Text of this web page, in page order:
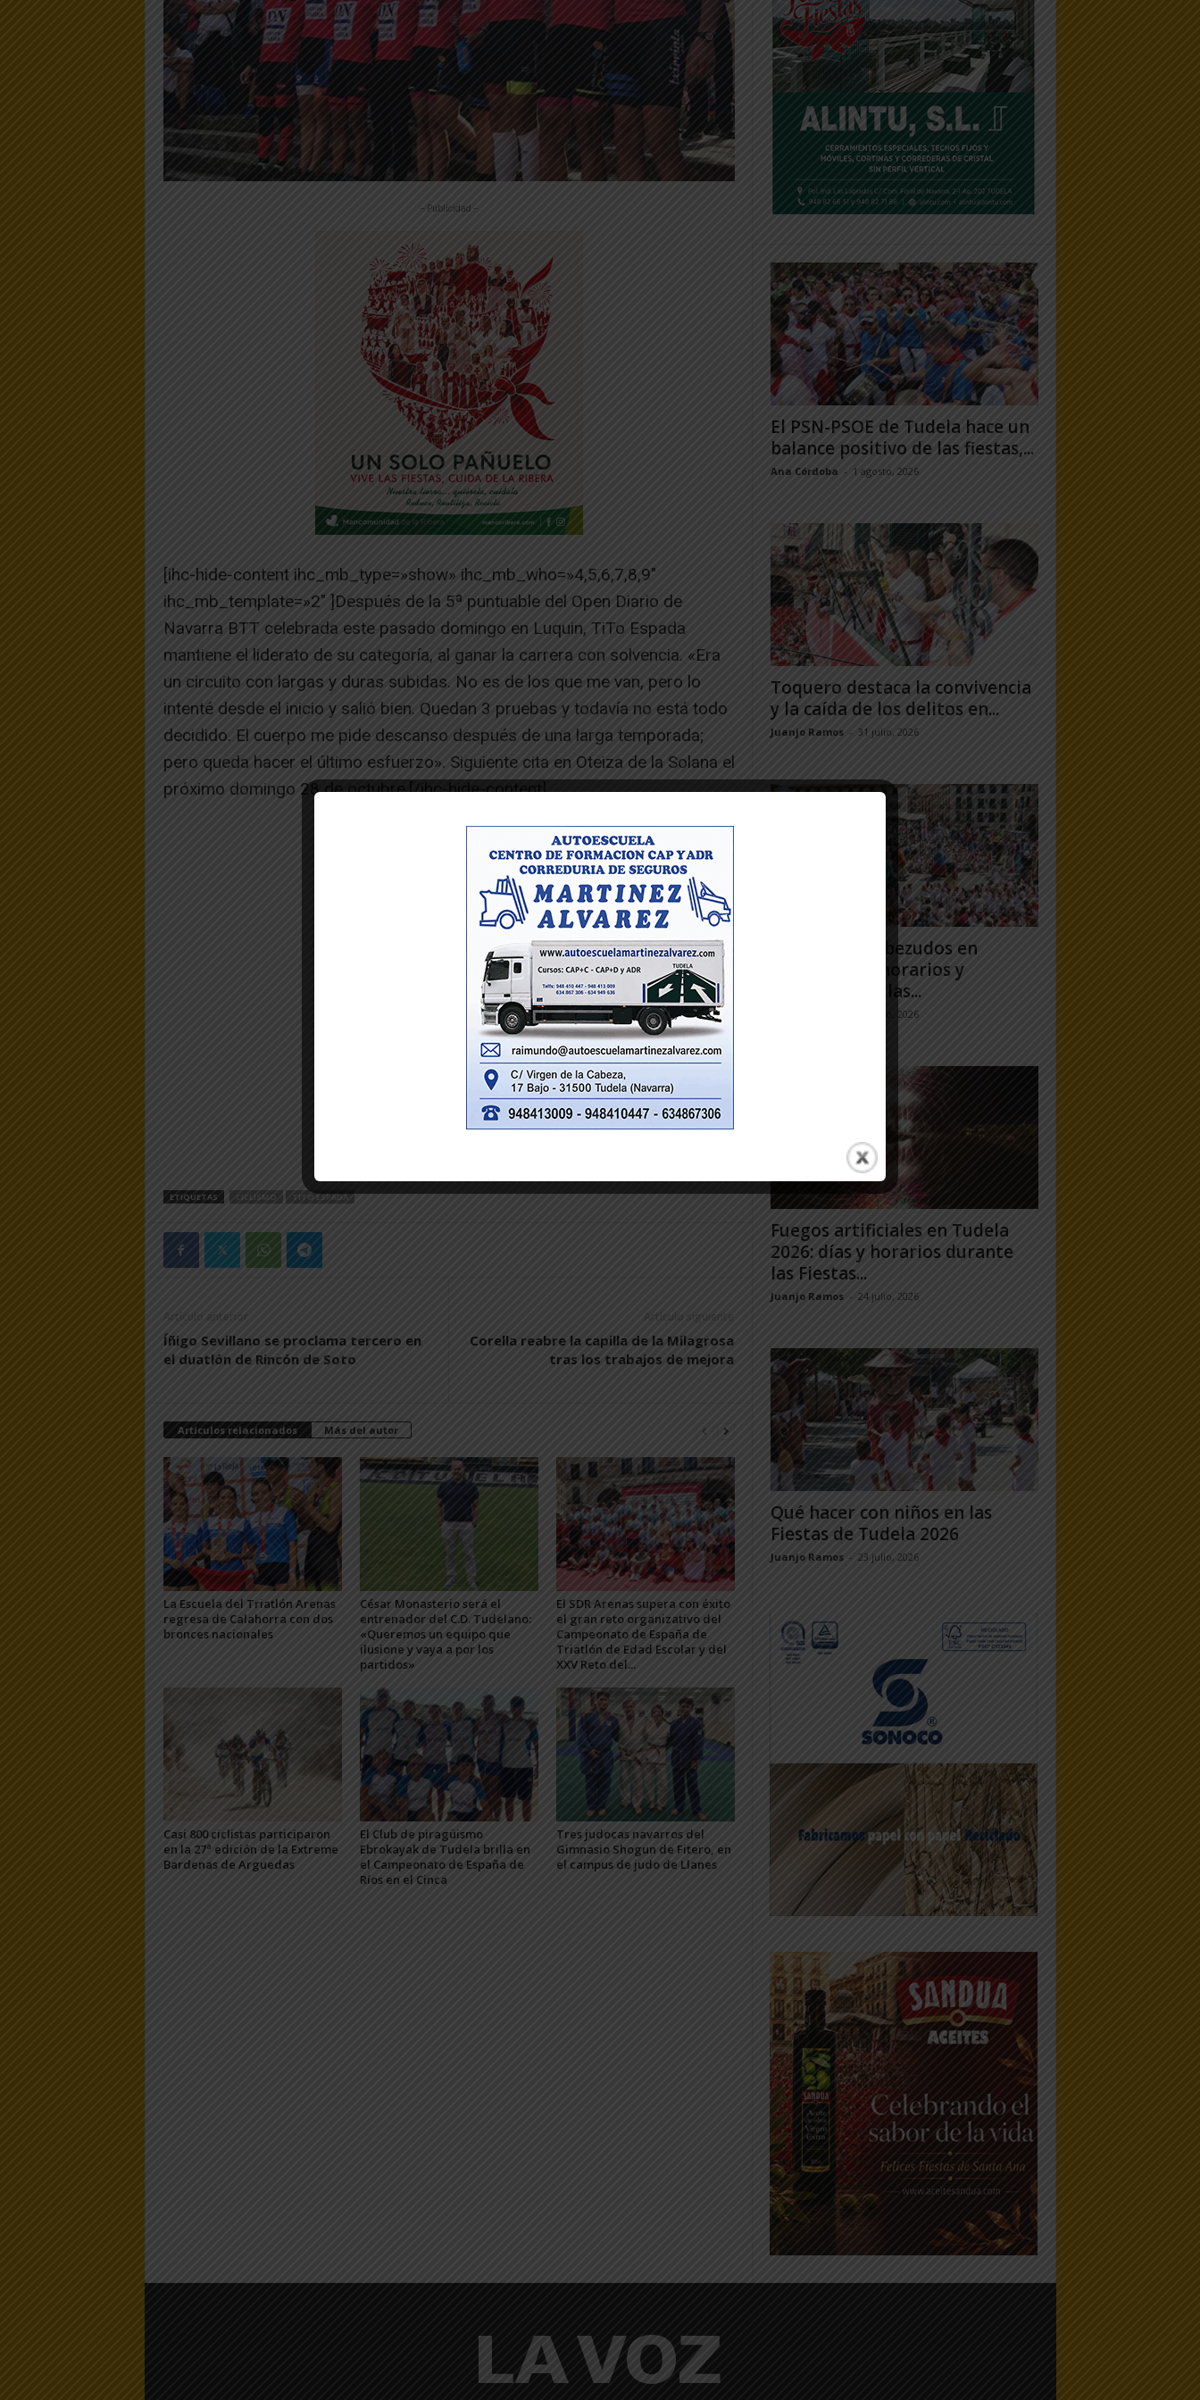
-- Publicidad --
[ihc-hide-content ihc_mb_type=»show» ihc_mb_who=»4,5,6,7,8,9″
ihc_mb_template=»2″ ]Después de la 5ª puntuable del Open Diario de
Navarra BTT celebrada este pasado domingo en Luquin, TiTo Espada
mantiene el liderato de su categoría, al ganar la carrera con solvencia. «Era
un circuito con largas y duras subidas. No es de los que me van, pero lo
intenté desde el inicio y salió bien. Quedan 3 pruebas y todavía no está todo
decidido. El cuerpo me pide descanso después de una larga temporada;
pero queda hacer el último esfuerzo». Siguiente cita en Oteiza de la Solana el
próximo domingo 28 de octubre.[/ihc-hide-content]
ETIQUETAS CICLISMO TITO ESPADA
Artículo anterior
Íñigo Sevillano se proclama tercero en
el duatlón de Rincón de Soto
Artículo siguiente
Corella reabre la capilla de la Milagrosa
tras los trabajos de mejora
Artículos relacionados Más del autor
La Escuela del Triatlón Arenas
regresa de Calahorra con dos
bronces nacionales
César Monasterio será el
entrenador del C.D. Tudelano:
«Queremos un equipo que
ilusione y vaya a por los
partidos»
El SDR Arenas supera con éxito
el gran reto organizativo del
Campeonato de España de
Triatlón de Edad Escolar y del
XXV Reto del...
Casi 800 ciclistas participaron
en la 27ª edición de la Extreme
Bardenas de Arguedas
El Club de piragüismo
Ebrokayak de Tudela brilla en
el Campeonato de España de
Ríos en el Cinca
Tres judocas navarros del
Gimnasio Shogun de Fitero, en
el campus de judo de Llanes
El PSN-PSOE de Tudela hace un
balance positivo de las fiestas,...
Ana Córdoba - 1 agosto, 2026
Toquero destaca la convivencia
y la caída de los delitos en...
Juanjo Ramos - 31 julio, 2026
Gigantes y Cabezudos en
Tudela 2026: horarios y
recorridos en las...
25 julio, 2026
Fuegos artificiales en Tudela
2026: días y horarios durante
las Fiestas...
Juanjo Ramos - 24 julio, 2026
Qué hacer con niños en las
Fiestas de Tudela 2026
Juanjo Ramos - 23 julio, 2026